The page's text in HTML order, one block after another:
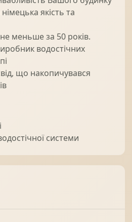
якість та
меньше за 50 років.
водостічних
що накопичувався
системи